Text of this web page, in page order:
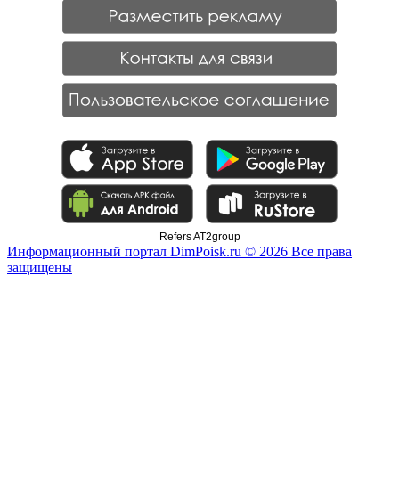
Refers AT2group
Информационный портал DimPoisk.ru © 2026 Все права
защищены